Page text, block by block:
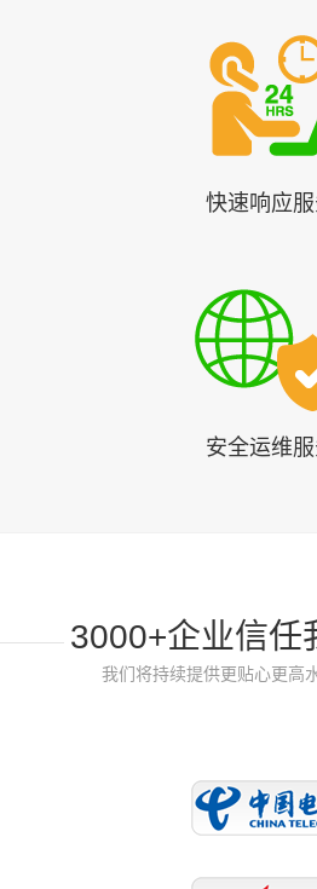
快速响应
安全运维
3000+企业信任
我们将持续提供更贴心更高